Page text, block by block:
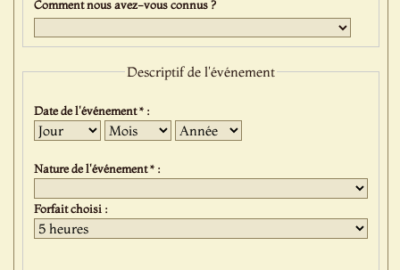
Comment nous avez-vous connus ?
Descriptif de l'événement
Date de l'événement * :
Jour Mois Année
Nature de l'événement * :
Forfait choisi :